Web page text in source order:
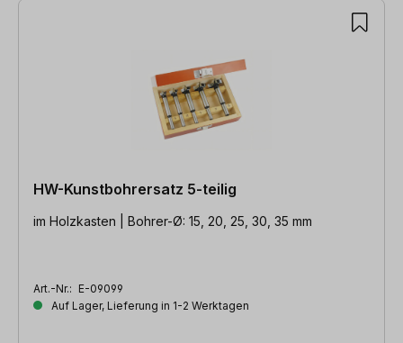
HW-Kunstbohrersatz 5-teilig
im Holzkasten | Bohrer-Ø: 15, 20, 25, 30, 35 mm
Art.-Nr.: E-09099
Auf Lager, Lieferung in 1-2 Werktagen